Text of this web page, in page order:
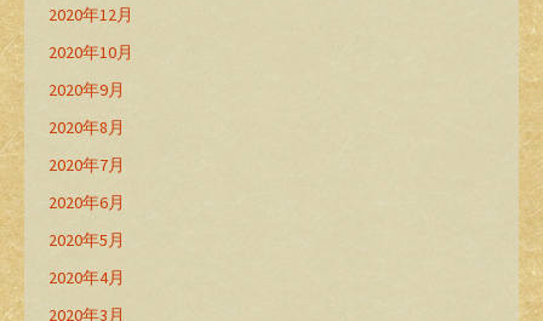
2020年12月
2020年10月
2020年9月
2020年8月
2020年7月
2020年6月
2020年5月
2020年4月
2020年3月